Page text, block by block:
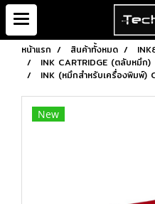
หน้าแรก สินค้าทั้งหมด
INK CARTRIDGE (ตลับหมึก)
INK (หมึกสำหรับเครื่องพิมพ์)
New